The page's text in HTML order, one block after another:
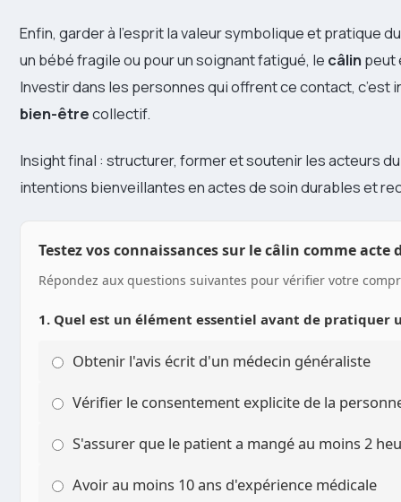
Enfin, garder à l’esprit la valeur symbolique et pratique
un bébé fragile ou pour un soignant fatigué, le câlin peut
Investir dans les personnes qui offrent ce contact,
bien-êtrecollectif.
Insight final : structurer, former et soutenir les acteurs
intentions bienveillantes en actes de soin durables et
Testez vos connaissances sur le câlin comme acte
Répondez aux questions suivantes pour vérifier votre
1. Quel est un élément essentiel avant de pratiquer
Obtenir l'avis écrit d'un médecin généraliste
Vérifier le consentement explicite de la
S'assurer que le patient a mangé au moins 2
Avoir au moins 10 ans d'expérience médicale